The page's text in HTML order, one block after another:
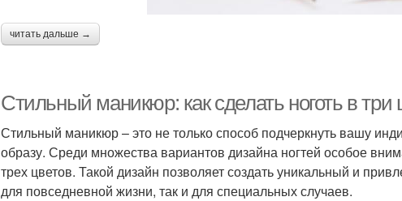
читать дальше →
Стильный маникюр: как сделать ноготь в три
Стильный маникюр – это не только способ подчеркнуть вашу
образу. Среди множества вариантов дизайна ногтей особое
трех цветов. Такой дизайн позволяет создать уникальный и
для повседневной жизни, так и для специальных случаев.